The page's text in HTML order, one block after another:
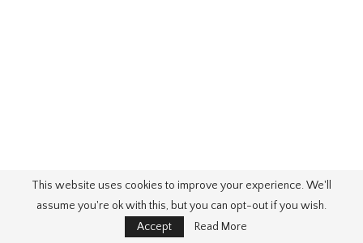
This website uses cookies to improve your experience. We'll
assume you're ok with this, but you can opt-out if you wish.
Accept
Read More